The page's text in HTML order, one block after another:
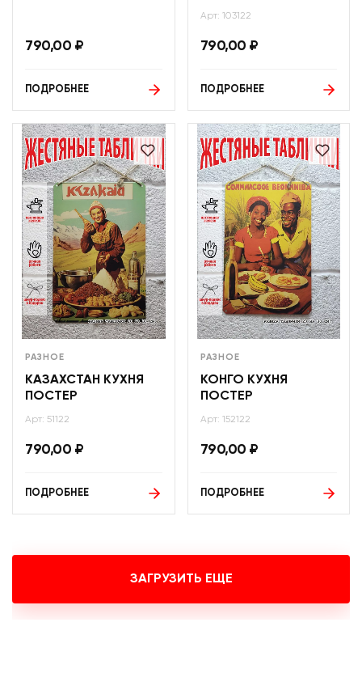
790,00 ₽
ПОДРОБНЕЕ
Арт: 103122
790,00 ₽
ПОДРОБНЕЕ
РАЗНОЕ
КАЗАХСТАН КУХНЯ
ПОСТЕР
Арт: 51122
790,00 ₽
ПОДРОБНЕЕ
РАЗНОЕ
КОНГО КУХНЯ
ПОСТЕР
Арт: 152122
790,00 ₽
ПОДРОБНЕЕ
ЗАГРУЗИТЬ ЕЩЕ